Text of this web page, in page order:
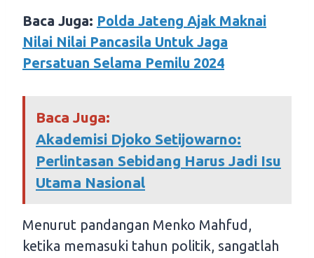
Baca Juga: Polda Jateng Ajak Maknai
Nilai Nilai Pancasila Untuk Jaga
Persatuan Selama Pemilu 2024
Baca Juga:
Akademisi Djoko Setijowarno:
Perlintasan Sebidang Harus Jadi Isu
Utama Nasional
Menurut pandangan Menko Mahfud,
ketika memasuki tahun politik, sangatlah